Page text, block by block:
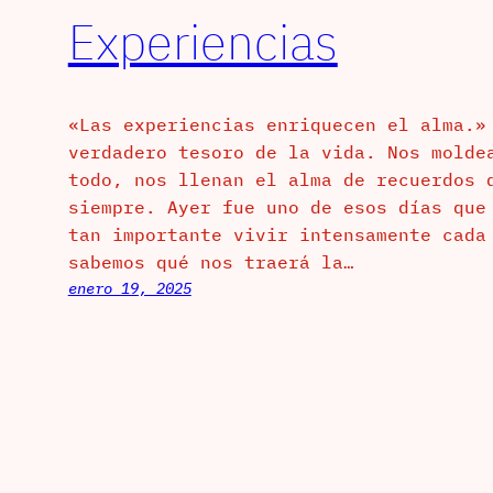
Experiencias
«Las experiencias enriquecen el
verdadero tesoro de la vida. Nos
todo, nos llenan el alma de recuerdos
siempre. Ayer fue uno de esos días que
tan importante vivir intensamente cada
sabemos qué nos traerá la…
enero 19, 2025